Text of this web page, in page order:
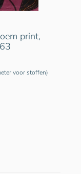
print,
voor stoffen)